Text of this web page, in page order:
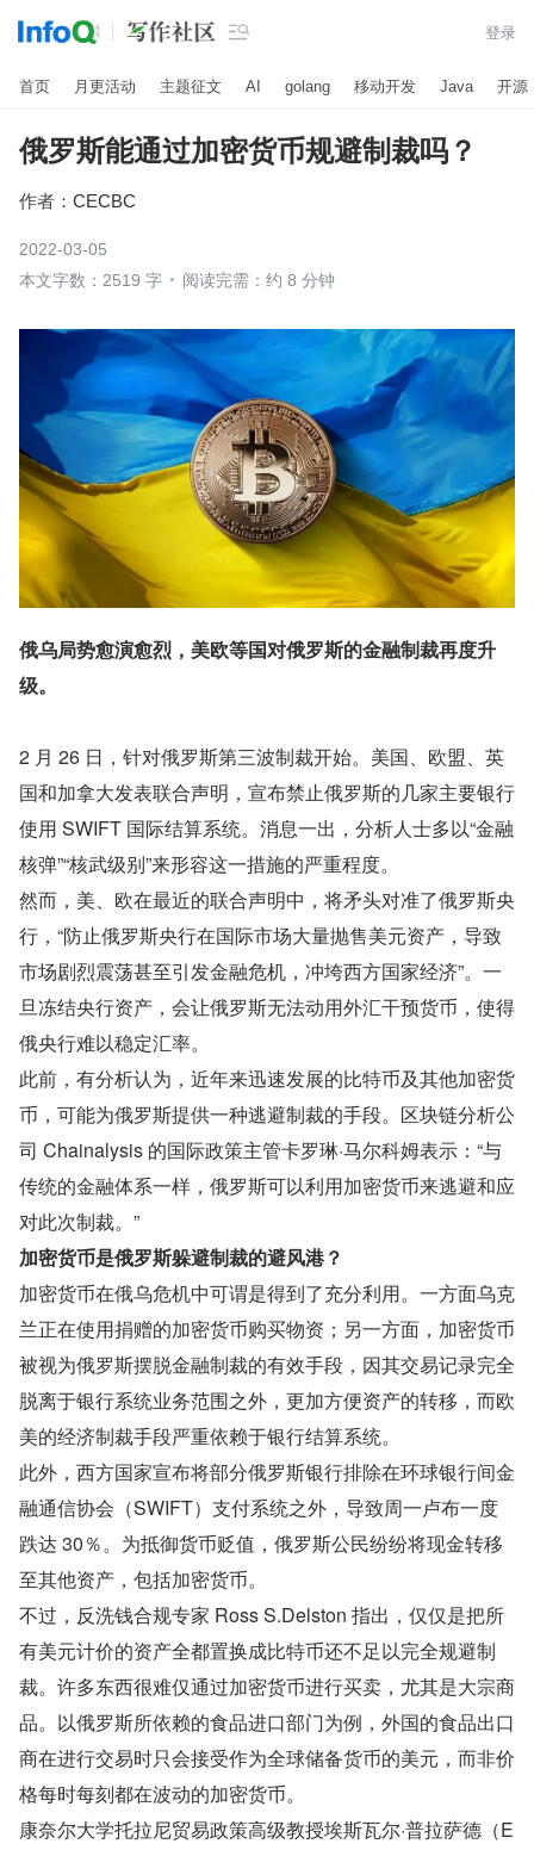
 登录
首页 月更活动 主题征文 AI golang 移动开发 Java 开源
俄罗斯能通过加密货币规避制裁吗？
作者： CECBC
2022-03-05
本文字数：2519 字
阅读完需：约 8 分钟
俄乌局势愈演愈烈，美欧等国对俄罗斯的金融制裁再度升
级。
2 月 26 日，针对俄罗斯第三波制裁开始。美国、欧盟、英
国和加拿大发表联合声明，宣布禁止俄罗斯的几家主要银行
使用 SWIFT 国际结算系统。消息一出，分析人士多以“金融
核弹”“核武级别”来形容这一措施的严重程度。
然而，美、欧在最近的联合声明中，将矛头对准了俄罗斯央
行，“防止俄罗斯央行在国际市场大量抛售美元资产，导致
市场剧烈震荡甚至引发金融危机，冲垮西方国家经济”。一
旦冻结央行资产，会让俄罗斯无法动用外汇干预货币，使得
俄央行难以稳定汇率。
此前，有分析认为，近年来迅速发展的比特币及其他加密货
币，可能为俄罗斯提供一种逃避制裁的手段。区块链分析公
司 Chainalysis 的国际政策主管卡罗琳·马尔科姆表示：“与
传统的金融体系一样，俄罗斯可以利用加密货币来逃避和应
对此次制裁。”
加密货币是俄罗斯躲避制裁的避风港？
加密货币在俄乌危机中可谓是得到了充分利用。一方面乌克
兰正在使用捐赠的加密货币购买物资；另一方面，加密货币
被视为俄罗斯摆脱金融制裁的有效手段，因其交易记录完全
脱离于银行系统业务范围之外，更加方便资产的转移，而欧
美的经济制裁手段严重依赖于银行结算系统。
此外，西方国家宣布将部分俄罗斯银行排除在环球银行间金
融通信协会（SWIFT）支付系统之外，导致周一卢布一度
跌达 30％。为抵御货币贬值，俄罗斯公民纷纷将现金转移
至其他资产，包括加密货币。
不过，反洗钱合规专家 Ross S.Delston 指出，仅仅是把所
有美元计价的资产全都置换成比特币还不足以完全规避制
裁。许多东西很难仅通过加密货币进行买卖，尤其是大宗商
品。以俄罗斯所依赖的食品进口部门为例，外国的食品出口
商在进行交易时只会接受作为全球储备货币的美元，而非价
格每时每刻都在波动的加密货币。
康奈尔大学托拉尼贸易政策高级教授埃斯瓦尔·普拉萨德（E